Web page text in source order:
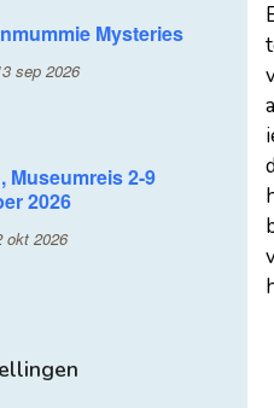
Mysteries
sep 2026
Museumreis 2-9
2026
okt 2026